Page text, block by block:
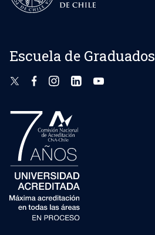
Escuela de Graduados